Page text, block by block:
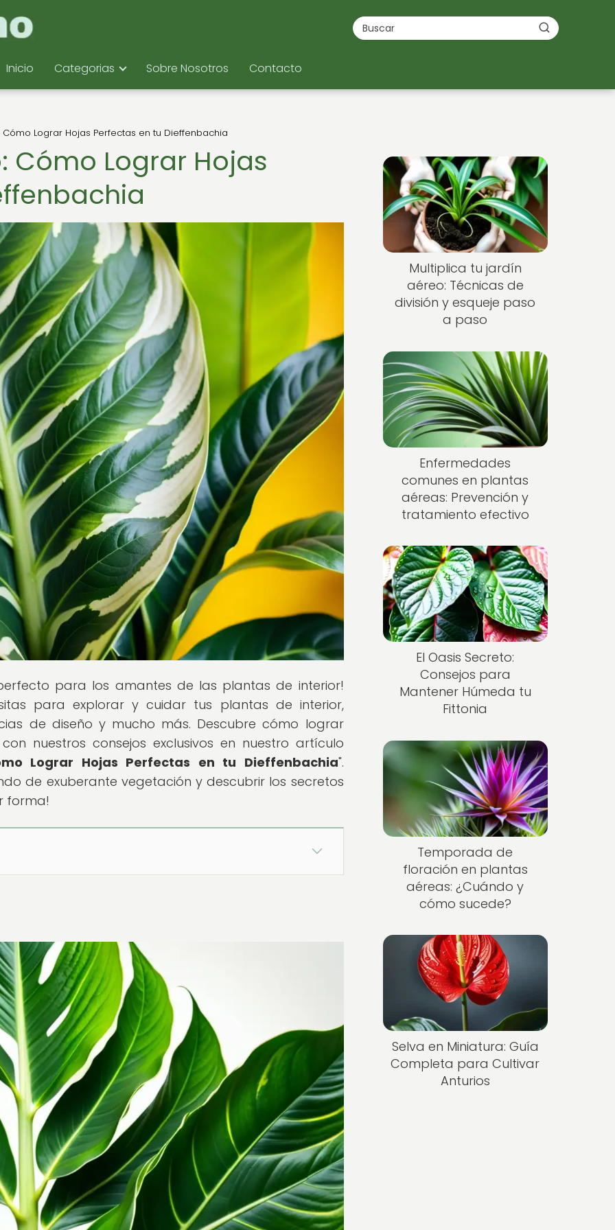
Inicio Categorias Sobre Nosotros Contacto
Cómo Lograr Hojas Perfectas en tu Dieffenbachia
Cómo Lograr Hojas
para los amantes de las plantas de interior!
para explorar y cuidar tus plantas de interior,
de diseño y mucho más. Descubre cómo lograr
nuestros consejos exclusivos en nuestro artículo
Lograr Hojas Perfectas en tu Dieffenbachia".
de exuberante vegetación y descubrir los secretos
forma!
Multiplica tu jardín
aéreo: Técnicas de
división y esqueje paso
a paso
Enfermedades
comunes en plantas
aéreas: Prevención y
tratamiento efectivo
El Oasis Secreto:
Consejos para
Mantener Húmeda tu
Fittonia
Temporada de
floración en plantas
aéreas: ¿Cuándo y
cómo sucede?
Selva en Miniatura: Guía
Completa para Cultivar
Anturios